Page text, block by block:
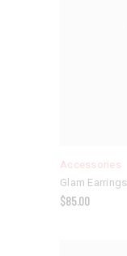
Accessories
Glam Earrings
$85.00